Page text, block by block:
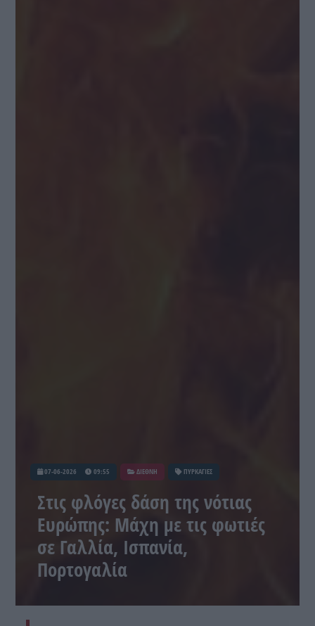
07-06-2026 09:55 ΔΙΕΘΝΗ ΠΥΡΚΑΓΙΕΣ
Στις φλόγες δάση της νότιας
Ευρώπης: Μάχη με τις φωτιές
σε Γαλλία, Ισπανία,
Πορτογαλία